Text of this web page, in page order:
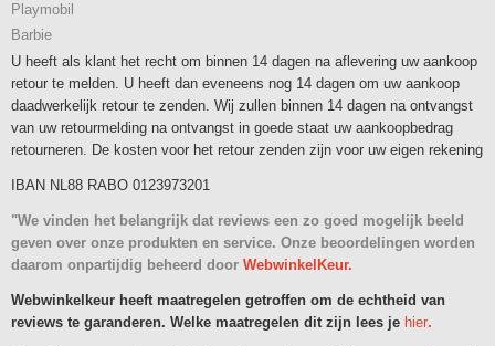
Playmobil
Barbie
U heeft als klant het recht om binnen 14 dagen na aflevering uw aankoop
retour te melden. U heeft dan eveneens nog 14 dagen om uw aankoop
daadwerkelijk retour te zenden. Wij zullen binnen 14 dagen na ontvangst
van uw retourmelding na ontvangst in goede staat uw aankoopbedrag
retourneren. De kosten voor het retour zenden zijn voor uw eigen rekening
IBAN NL88 RABO 0123973201
"We vinden het belangrijk dat reviews een zo goed mogelijk beeld
geven over onze produkten en service. Onze beoordelingen worden
daarom onpartijdig beheerd door WebwinkelKeur.
Webwinkelkeur heeft maatregelen getroffen om de echtheid van
reviews te garanderen. Welke maatregelen dit zijn lees je hier.